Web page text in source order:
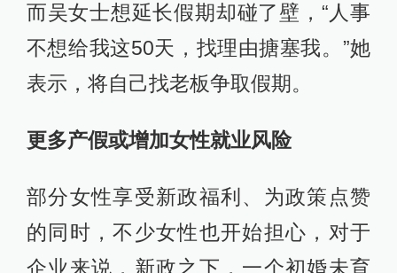
而吴女士想延长假期却碰了壁，“人事
不想给我这50天，找理由搪塞我。”她
表示，将自己找老板争取假期。
更多产假或增加女性就业风险
部分女性享受新政福利、为政策点赞
的同时，不少女性也开始担心，对于
企业来说，新政之下，一个初婚未育